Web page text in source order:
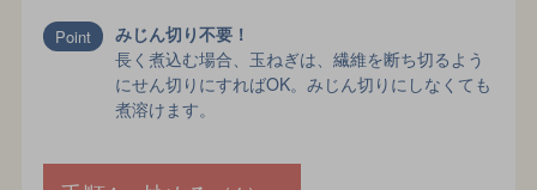
みじん切り不要！
長く煮込む場合、玉ねぎは、繊維を断ち切るよう
にせん切りにすればOK。みじん切りにしなくても
煮溶けます。